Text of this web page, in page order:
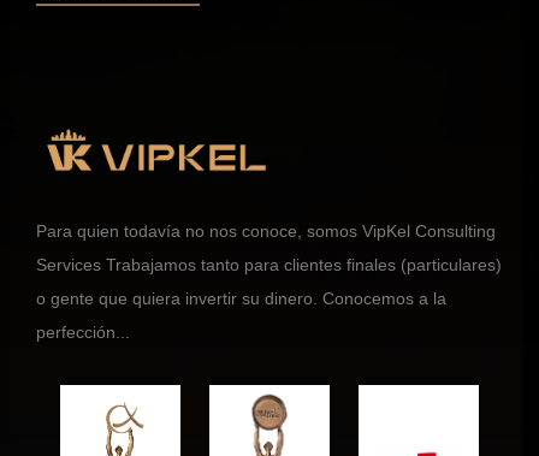
Para quien todavía no nos conoce, somos VipKel Consulting
Services Trabajamos tanto para clientes finales (particulares)
o gente que quiera invertir su dinero. Conocemos a la
perfección...